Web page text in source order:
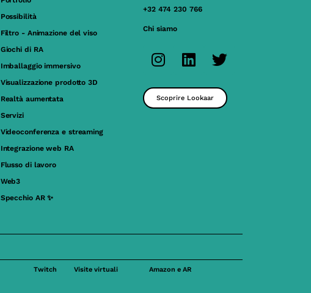
Possibilità
Filtro - Animazione del viso
Giochi di RA
Imballaggio immersivo
Visualizzazione prodotto 3D
Realtà aumentata
Servizi
Videoconferenza e streaming
Integrazione web RA
Flusso di lavoro
Web3
Specchio AR ✨
+32 474 230 766
Chi siamo
Scoprire Lookaar
Twitch Visite virtuali Amazon e AR